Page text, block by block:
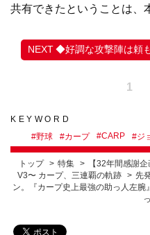
共有できたということは、
◆好調な攻撃陣は頼
1
KEYWORD
#野球 #カープ #CARP #ジ
トップ 特集
【32年間感謝
V3〜 カープ、三連覇の軌跡
先
ン。『カープ史上最強の助っ人左